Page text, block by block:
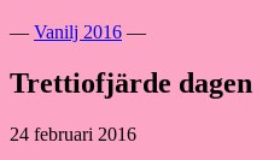
— Vanilj 2016 —
Trettiofjärde dagen
24 februari 2016